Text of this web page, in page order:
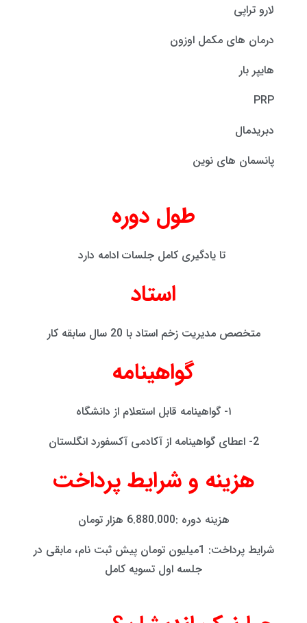
لارو تراپی
درمان های مکمل اوزون
هایپر بار
PRP
دبریدمال
پانسمان های نوین
طول دوره
تا یادگیری کامل جلسات ادامه دارد
استاد
متخصص مدیریت زخم استاد با 20 سال سابقه کار
گواهینامه
۱- گواهینامه قابل استعلام از دانشگاه
2- اعطای گواهینامه از آکادمی آکسفورد انگلستان
هزینه و شرایط پرداخت
هزینه دوره :6.880.000 هزار تومان
شرایط پرداخت: 1میلیون تومان پیش ثبت نام، مابقی در
جلسه اول تسویه کامل